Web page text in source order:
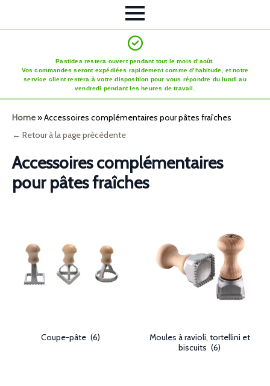
Pastidea restera ouvert pendant tout le mois d’août.
Vos commandes seront expédiées rapidement comme d’habitude, et notre
service client restera à votre disposition pour vous répondre du lundi au
vendredi pendant les heures de travail.
Home»Accessoires complémentaires pour pâtes fraîches
← Retour à la page précédente
Accessoires complémentaires
pour pâtes fraîches
Coupe-pâte (6)
Moules à ravioli, tortellini et
biscuits (6)